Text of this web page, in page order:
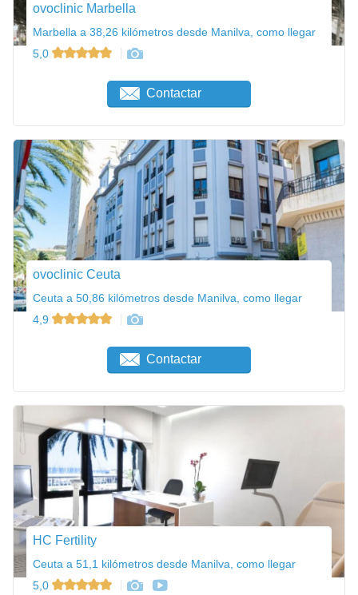
ovoclinic Marbella
Marbella a 38,26 kilómetros desde Manilva, como llegar
5,0
Contactar
ovoclinic Ceuta
Ceuta a 50,86 kilómetros desde Manilva, como llegar
4,9
Contactar
HC Fertility
Ceuta a 51,1 kilómetros desde Manilva, como llegar
5,0